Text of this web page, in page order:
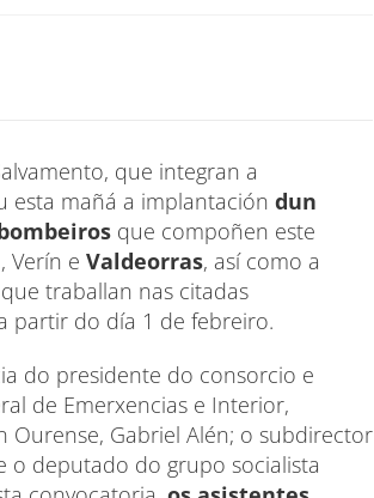
que integran a
esta mañá a implantación dun
que compoñen este
Verín e Valdeorras, así como a
traballan nas citadas
partir do día 1 de febreiro.
do presidente do consorcio e
de Emerxencias e Interior,
Ourense, Gabriel Alén; o subdirector
o deputado do grupo socialista